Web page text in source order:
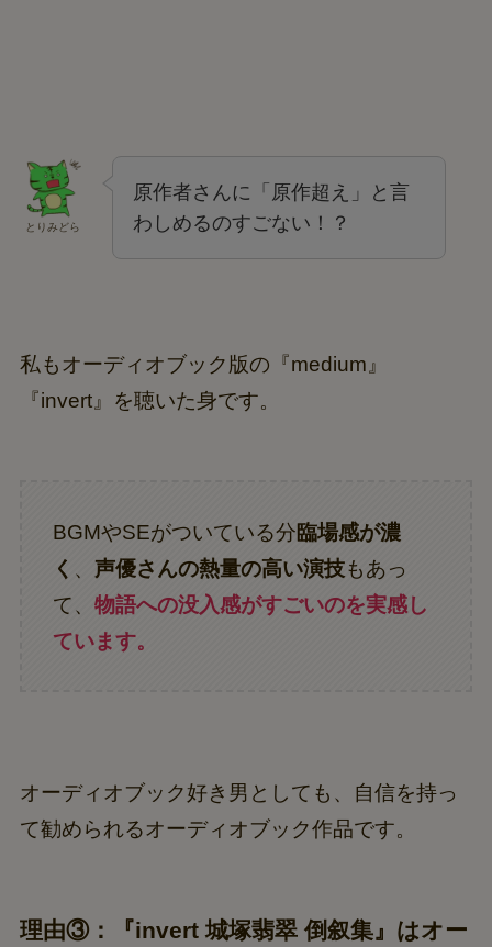
とりみどら
原作者さんに「原作超え」と言
わしめるのすごない！？
私もオーディオブック版の『medium』
『invert』を聴いた身です。
BGMやSEがついている分臨場感が濃
く 、 声優さんの熱量の高い演技もあっ
て、物語への没入感がすごいのを実感し
ています。
オーディオブック好き男としても、自信を持っ
て勧められるオーディオブック作品です。
理由③：『invert 城塚翡翠 倒叙集』はオー